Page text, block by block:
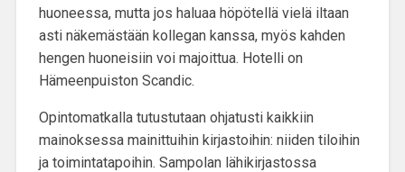
huoneessa, mutta jos haluaa höpötellä vielä iltaan
asti näkemästään kollegan kanssa, myös kahden
hengen huoneisiin voi majoittua. Hotelli on
Hämeenpuiston Scandic.
Opintomatkalla tutustutaan ohjatusti kaikkiin
mainoksessa mainittuihin kirjastoihin: niiden tiloihin
ja toimintatapoihin. Sampolan lähikirjastossa